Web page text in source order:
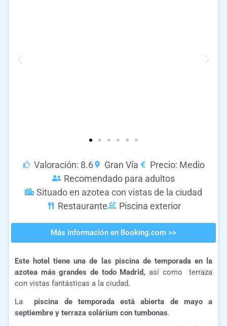
Valoración: 8.6 Gran Vía
Precio: Medio
Recomendado para adultos
Situado en azotea con vistas de la ciudad
Restaurante
Piscina exterior
Más información en Booking.com >>
Este hotel tiene una de las piscina de temporada en la
azotea más grandes de todo Madrid, así como terraza
con vistas fantásticas a la ciudad.
Lapiscina de temporada está abierta de mayo a
septiembre y terraza solárium con tumbonas.